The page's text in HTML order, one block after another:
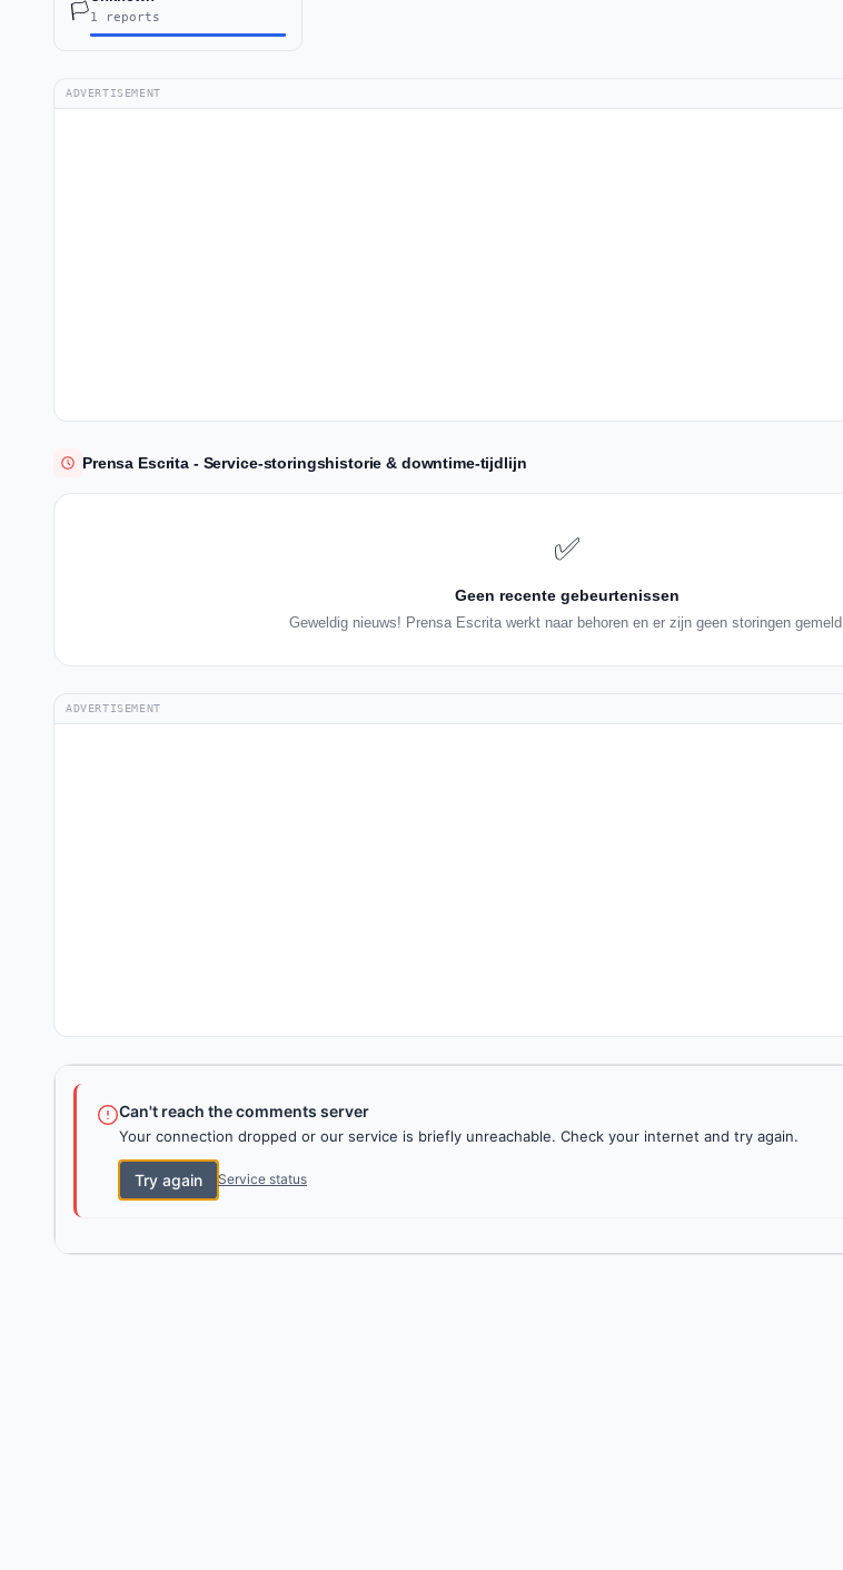
🏳️1 reports
ADVERTISEMENT
Prensa Escrita - Service-storingshistorie & downtime-tijdlijn
✅
Geen recente gebeurtenissen
Geweldig nieuws! Prensa Escrita werkt naar behoren en er zijn geen storingen gemeld.
ADVERTISEMENT
Can't reach the comments server
Your connection dropped or our service is briefly unreachable. Check your internet and try again.
Try again Service status